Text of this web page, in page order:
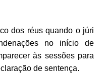
dos réus quando o júri
no início de
às sessões para
de sentença.